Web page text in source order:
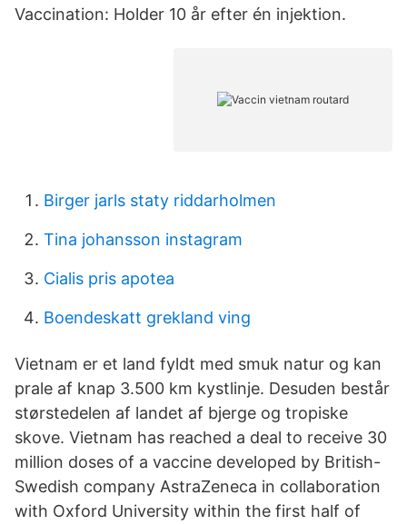
Vaccination: Holder 10 år efter én injektion.
Birger jarls staty riddarholmen
Tina johansson instagram
Cialis pris apotea
Boendeskatt grekland ving
Vietnam er et land fyldt med smuk natur og kan
prale af knap 3.500 km kystlinje. Desuden består
størstedelen af landet af bjerge og tropiske
skove. Vietnam has reached a deal to receive 30
million doses of a vaccine developed by British-
Swedish company AstraZeneca in collaboration
with Oxford University within the first half of